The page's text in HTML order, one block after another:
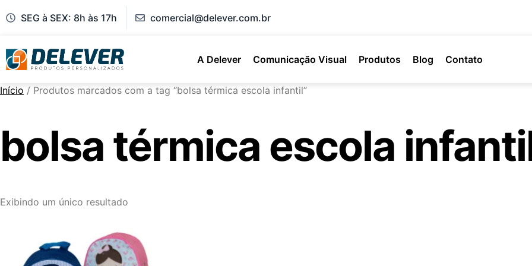
SEG à SEX: 8h às 17h comercial@delever.com.br
A Delever Comunicação Visual Produtos Blog Contato
Início / Produtos marcados com a tag “bolsa térmica escola infantil”
bolsa térmica escola
Exibindo um único resultado